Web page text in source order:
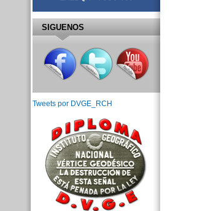
SIGUENOS
Tweets por DVGE_RCH